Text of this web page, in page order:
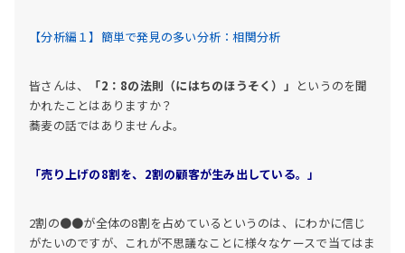
【分析編１】簡単で発見の多い分析：相関分析
皆さんは、 「2：8の法則（にはちのほうそく）」 というのを聞
かれたことはありますか？
蕎麦の話ではありませんよ。
「売り上げの8割を、2割の顧客が生み出している。」
2割の●●が全体の8割を占めているというのは、にわかに信じ
がたいのですが、これが不思議なことに様々なケースで当てはま